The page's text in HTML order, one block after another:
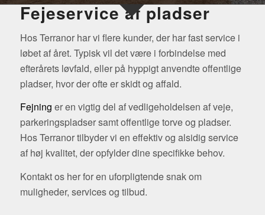
Fejeservice af pladser
Hos Terranor har vi flere kunder, der har fast service i
løbet af året. Typisk vil det være i forbindelse med
efterårets løvfald, eller på hyppigt anvendte offentlige
pladser, hvor der ofte er skidt og affald.
Fejning er en vigtig del af vedligeholdelsen af veje,
parkeringspladser samt offentlige torve og pladser.
Hos Terranor tilbyder vi en effektiv og alsidig service
af høj kvalitet, der opfylder dine specifikke behov.
Kontakt os her for en uforpligtende snak om
muligheder, services og tilbud.